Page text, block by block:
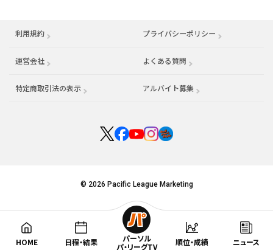
利用規約 プライバシーポリシー
運営会社 （別ウィンドウで開く） よくある質問
特定商取引法の表示 アルバイト募集 （別ウィンドウで開く
© 2026 Pacific League Marketing
HOME 日程・結果
パーソル
パ・リーグTV
順位・成績 ニュース